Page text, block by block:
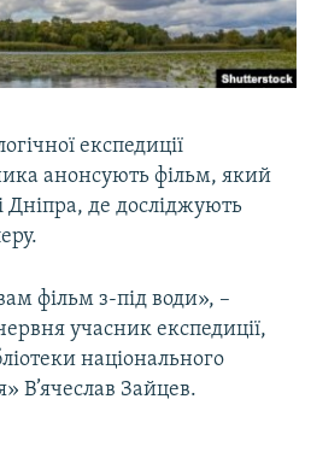
експедиції
анонсують фільм, який
Дніпра, де досліджують
фільм з-під води», –
учасник експедиції,
національного
В’ячеслав Зайцев.